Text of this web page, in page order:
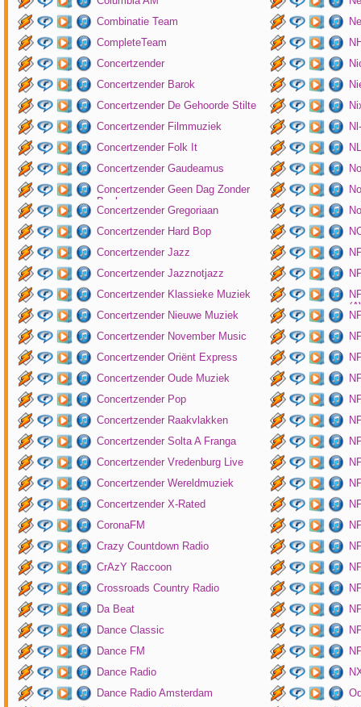
Combinatie Team
CompleteTeam
Concertzender
Concertzender Barok
Concertzender De Gehoorde Stilte
Concertzender Filmmuziek
Concertzender Folk It
Concertzender Gaudeamus
Concertzender Geen Dag Zonder
Bach
Concertzender Gregoriaan
Concertzender Hard Bop
Concertzender Jazz
Concertzender Jazznotjazz
Concertzender Klassieke Muziek
Concertzender Nieuwe Muziek
Concertzender November Music
Concertzender Oriënt Express
Concertzender Oude Muziek
Concertzender Pop
Concertzender Raakvlakken
Concertzender Solta A Franga
Concertzender Vredenburg Live
Concertzender Wereldmuziek
Concertzender X-Rated
CoronaFM
Crazy Countdown Radio
CrAzY Raccoon
Crossroads Country Radio
Da Beat
Dance Classic
Dance FM
Dance Radio
Dance Radio Amsterdam